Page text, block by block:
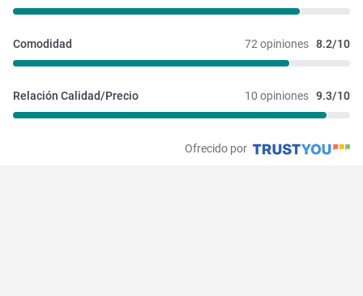
72 opiniones 8.2/10
Comodidad
10 opiniones 9.3/10
Relación Calidad/Precio
Ofrecido por